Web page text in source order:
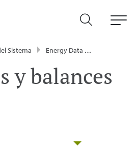
Sistema Energy Data
y balances